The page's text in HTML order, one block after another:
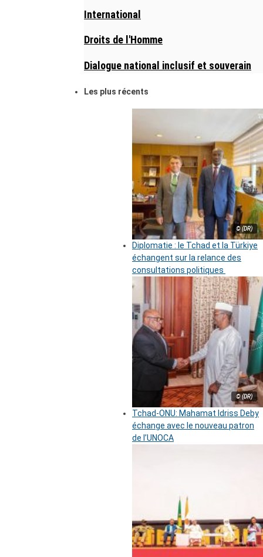
International
Droits de l'Homme
Dialogue national inclusif et souverain
Les plus récents
© (DR)
Diplomatie : le Tchad et la Türkiye
échangent sur la relance des
consultations politiques
© (DR)
Tchad-ONU: Mahamat Idriss Deby
échange avec le nouveau patron
de l’UNOCA